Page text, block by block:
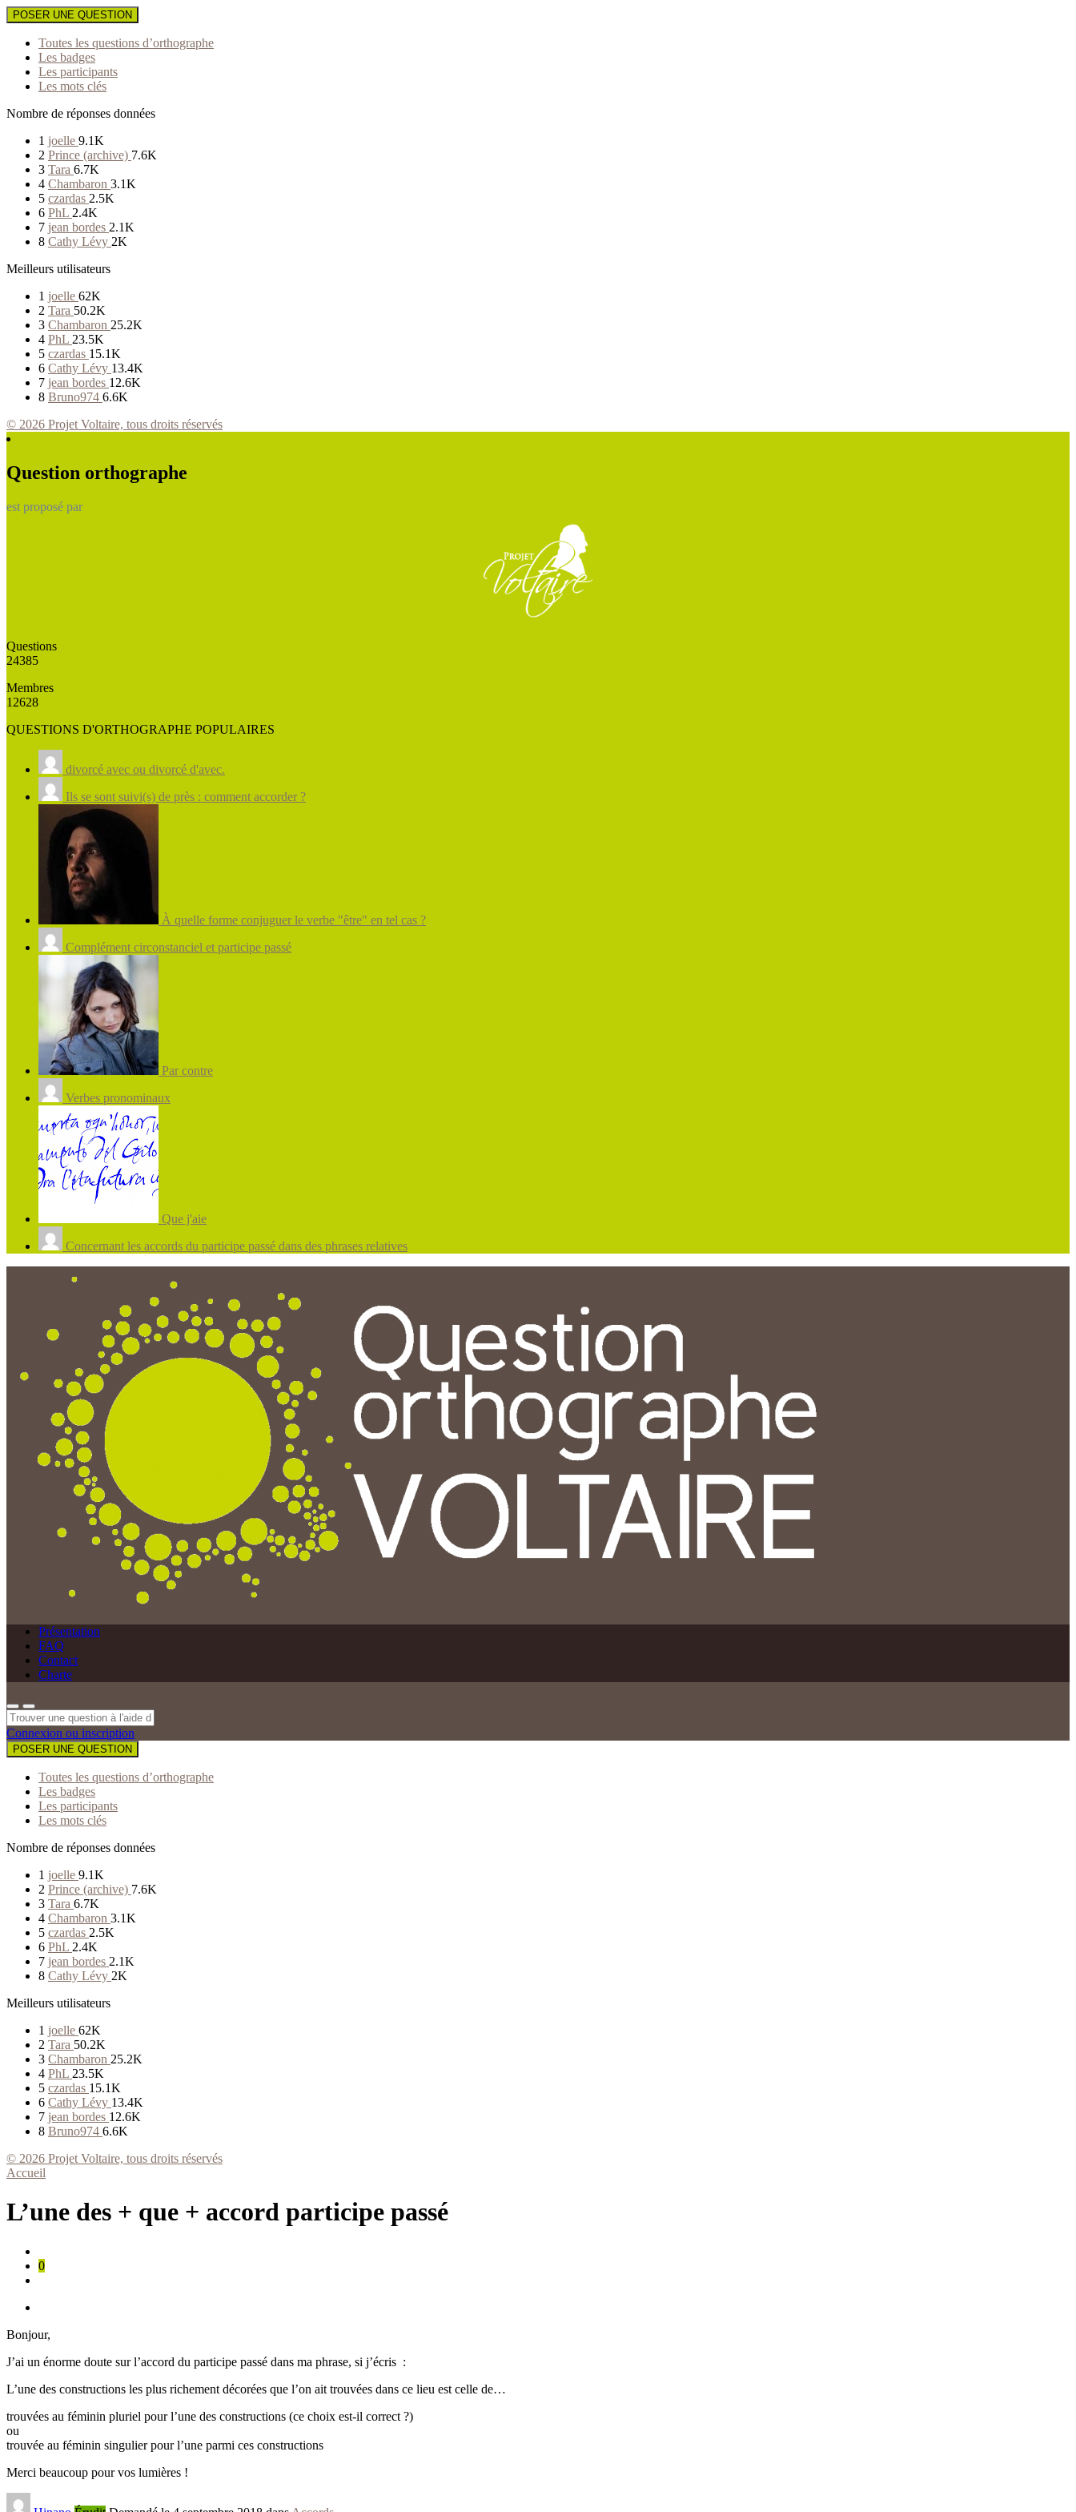
POSER UNE QUESTION
Toutes les questions d’orthographe
Les badges
Les participants
Les mots clés
Nombre de réponses données
1 joelle 9.1K
2 Prince (archive) 7.6K
3 Tara 6.7K
4 Chambaron 3.1K
5 czardas 2.5K
6 PhL 2.4K
7 jean bordes 2.1K
8 Cathy Lévy 2K
Meilleurs utilisateurs
1 joelle 62K
2 Tara 50.2K
3 Chambaron 25.2K
4 PhL 23.5K
5 czardas 15.1K
6 Cathy Lévy 13.4K
7 jean bordes 12.6K
8 Bruno974 6.6K
© 2026 Projet Voltaire, tous droits réservés
Question orthographe
est proposé par
Questions
24385
Membres
12628
QUESTIONS D'ORTHOGRAPHE POPULAIRES
divorcé avec ou divorcé d'avec.
Ils se sont suivi(s) de près : comment accorder ?
À quelle forme conjuguer le verbe "être" en tel cas ?
Complément circonstanciel et participe passé
Par contre
Verbes pronominaux
Que j'aie
Concernant les accords du participe passé dans des phrases relatives
Présentation
FAQ
Contact
Charte
Connexion ou inscription
POSER UNE QUESTION
Toutes les questions d’orthographe
Les badges
Les participants
Les mots clés
Nombre de réponses données
1 joelle 9.1K
2 Prince (archive) 7.6K
3 Tara 6.7K
4 Chambaron 3.1K
5 czardas 2.5K
6 PhL 2.4K
7 jean bordes 2.1K
8 Cathy Lévy 2K
Meilleurs utilisateurs
1 joelle 62K
2 Tara 50.2K
3 Chambaron 25.2K
4 PhL 23.5K
5 czardas 15.1K
6 Cathy Lévy 13.4K
7 jean bordes 12.6K
8 Bruno974 6.6K
© 2026 Projet Voltaire, tous droits réservés
Accueil
L’une des + que + accord participe passé
0
Bonjour,
J’ai un énorme doute sur l’accord du participe passé dans ma phrase, si j’écris :
L’une des constructions les plus richement décorées que l’on ait trouvées dans ce lieu est celle de…
trouvées au féminin pluriel pour l’une des constructions (ce choix est-il correct ?)
ou
trouvée au féminin singulier pour l’une parmi ces constructions
Merci beaucoup pour vos lumières !